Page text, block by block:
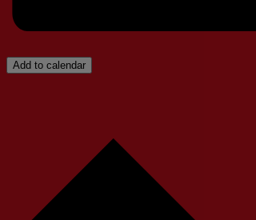
Add to calendar